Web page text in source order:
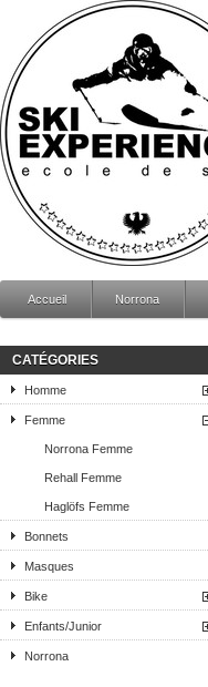
Accueil Norrona
CATÉGORIES
Homme
Femme
Norrona Femme
Rehall Femme
Haglöfs Femme
Bonnets
Masques
Bike
Enfants/Junior
Norrona